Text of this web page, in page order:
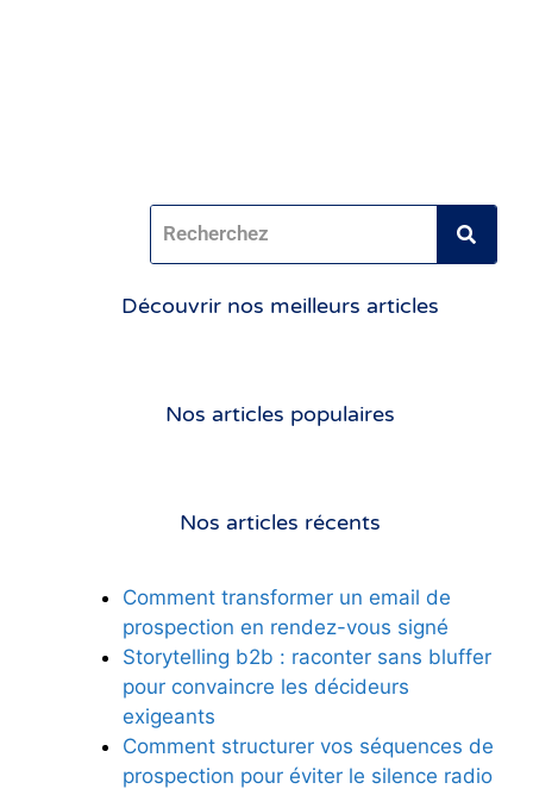
Découvrir nos meilleurs articles
Nos articles populaires
Nos articles récents
Comment transformer un email de
prospection en rendez-vous signé
Storytelling b2b : raconter sans bluffer
pour convaincre les décideurs
exigeants
Comment structurer vos séquences de
prospection pour éviter le silence radio